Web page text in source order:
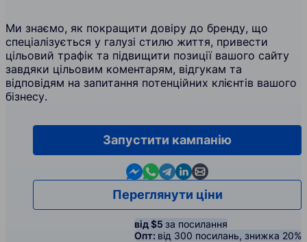
Ми знаємо, як покращити довіру до бренду, що
спеціалізується у галузі стилю життя, привести
цільовий трафік та підвищити позиції вашого сайту
завдяки цільовим коментарям, відгукам та
відповідям на запитання потенційних клієнтів вашого
бізнесу.
Запустити кампанію
Contact us in Messenger
Contact us in WhatsApp
Contact us in Telegram
Contact us in Linkedin
Contact us by email
Переглянути ціни
від $5 за посилання
Опт: від 300 посилань, знижка 20%